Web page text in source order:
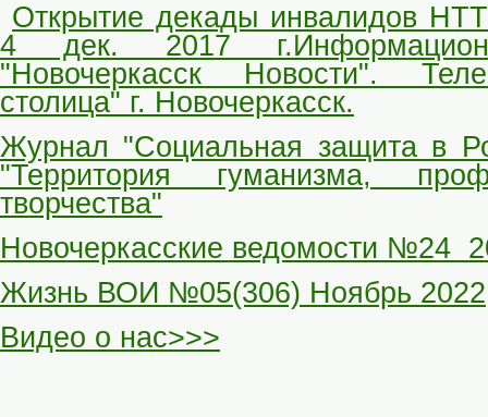
Открытие декады инвалидов
4 дек. 2017
"Новочеркасск Новости".
столица" г. Новочеркасск.
Журнал "Социальная защита в
"Территория гуманизма,
творчества"
Новочеркасские ведомости №24
Жизнь ВОИ №05(306) Ноябрь 2022
Видео о нас>>>